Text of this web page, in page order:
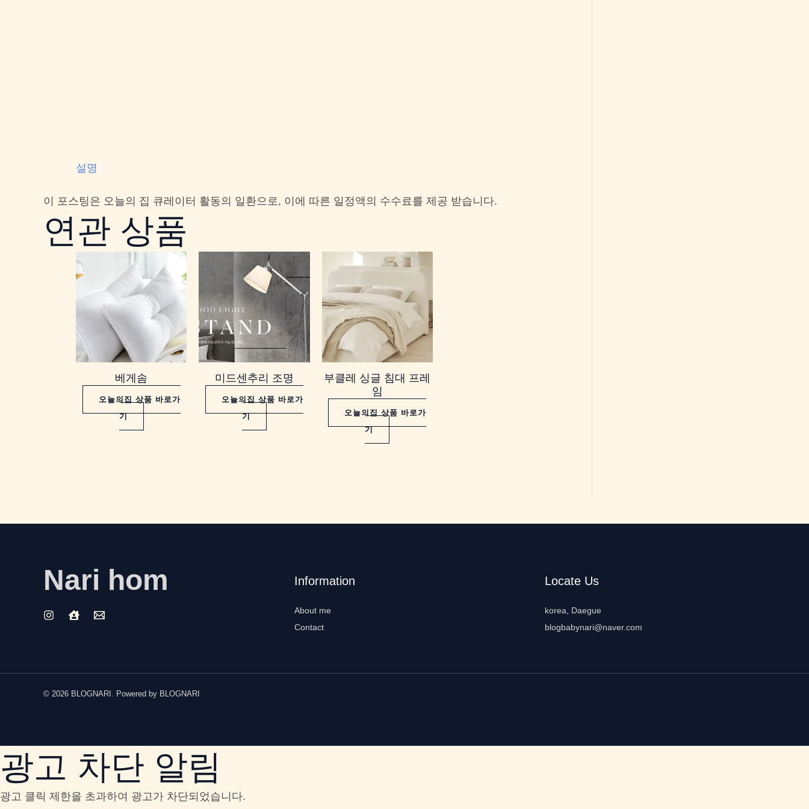
설명
이 포스팅은 오늘의 집 큐레이터 활동의 일환으로, 이에 따른 일정액의 수수료를 제공 받습니다.
연관 상품
베게솜
오늘의집 상품 바로가
기
미드센추리 조명
오늘의집 상품 바로가
기
부클레 싱글 침대 프레
임
오늘의집 상품 바로가
기
Nari hom Information
About me
Contact
Locate Us
korea, Daegue
blogbabynari@naver.com
© 2026 BLOGNARI. Powered by BLOGNARI
광고 차단 알림
광고 클릭 제한을 초과하여 광고가 차단되었습니다.